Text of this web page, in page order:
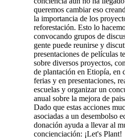
queremos cambiar eso
la importancia de los
reforestación. Esto lo
convocando grupos de
gente puede reunirse y
presentaciones de películas
sobre diversos proyectos,
de plantación en Etiopía, en
ferias y en presentaciones,
escuelas y organizar un
anual sobre la mejora de
Dado que estas acciones
asociadas a un desembolso
donación ayuda a llevar al
concienciación: ¡Let's Plant!